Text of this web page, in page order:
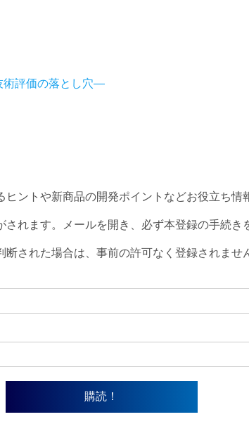
術評価の落とし穴―
ントや新商品の開発ポイントなどお役立ち情
れます。メールを開き、必ず本登録の手続き
された場合は、事前の許可なく登録されませ